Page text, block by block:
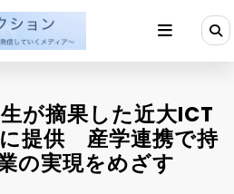
が摘果した近大ICT
提供 産学連携で持
の実現をめざす